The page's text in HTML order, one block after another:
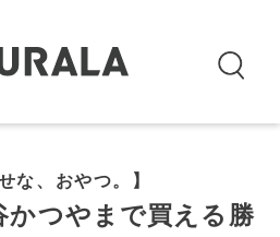
な、おやつ。】
かつやまで買える勝